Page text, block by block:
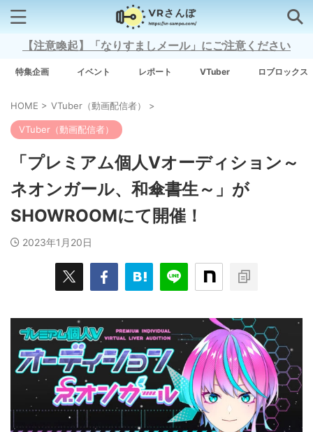
検索はコチラから
Grow A Garden（庭を成長させる）
ARKit BitStar（ぶいらいぶ） CG(2D/3D) esports
Fortnite HMD HoloModels Music NEWS
PR/提供 Roblox Steam TGS VRChat
にじさんじ アウトドア アニメ アプリ
【注意喚起】「なりすましメール」にご注意ください
特集企画 イベント レポート VTuber ロブロックス
HOME > VTuber（動画配信者） >
VTuber（動画配信者）
「プレミアム個人Vオーディション～
ネオンガール、和傘書生～」が
SHOWROOMにて開催！
2023年1月20日